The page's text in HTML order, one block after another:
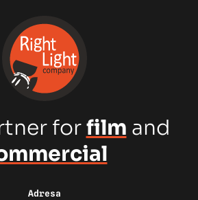
forfilm and
Adresa